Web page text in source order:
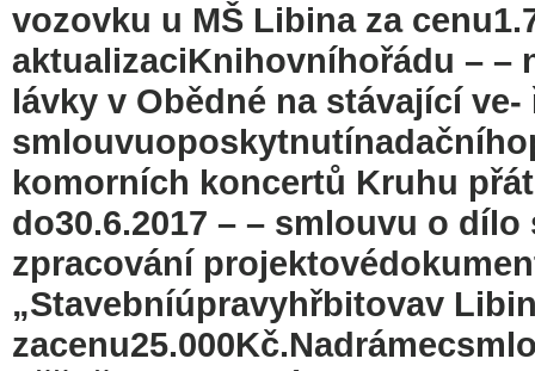
vozovku u MŠ Libina za
aktualizaciKnihovníhořádu – –
lávky v Obědné na stávající
komorních koncertů Kruhu
do30.6.2017 – – smlouvu o
zpracování
„Stavebníúpravyhřbitovav